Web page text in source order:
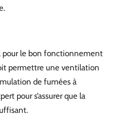
pour le bon fonctionnement
permettre une ventilation
de fumées à
pour s’assurer que la